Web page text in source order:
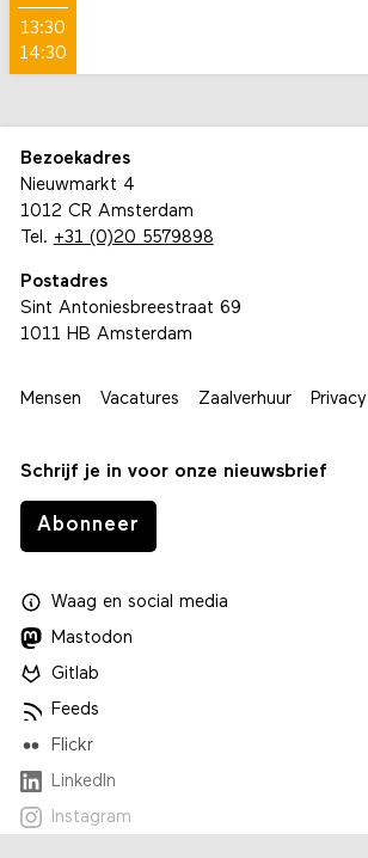
13:30
14:30
Bezoekadres
Nieuwmarkt 4
1012 CR Amsterdam
Tel. +31 (0)20 5579898
Postadres
Sint Antoniesbreestraat 69
1011 HB Amsterdam
Mensen Vacatures Zaalverhuur Privacy
Schrijf je in voor onze nieuwsbrief
Abonneer
Waagen social media
Mastodon
Gitlab
Feeds
Flickr
LinkedIn
Instagram